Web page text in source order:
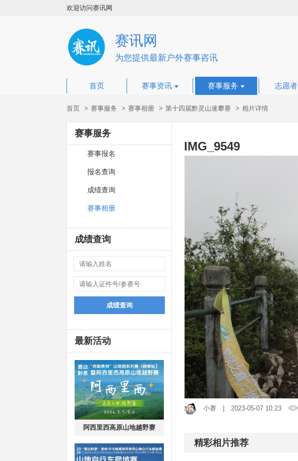
欢迎访问赛讯网
赛讯网
为您提供最新户外赛事咨讯
首页 赛事资讯 赛事服务 志愿者
首页 赛事服务 赛事相册 第十四届黔灵山速攀赛 相片详情
赛事服务
赛事报名
报名查询
成绩查询
赛事相册
成绩查询
成绩查询
最新活动
阿西里西高原山地越野赛
IMG_9549
小赛 | 2023-05-07 10:23
精彩相片推荐